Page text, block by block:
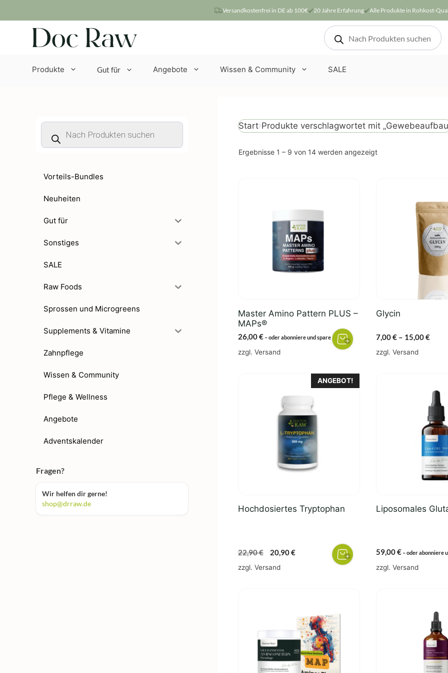
Inhalt
springen
Versandkostenfrei in DE ab 100€ 20 Jahre Erfahrung Alle Produkte in Rohkost-
Products
search
Produkte Gut für Angebote Wissen & Community SALE
Start Produkte verschlagwortet mit
Ergebnisse 1 – 9 von 14 werden angezeigtNach
Master Amino Pattern PLUS –
MAPs®
26,00€ –oder abonniere und spare 3%
zzgl. Versand
Glycin
7,00€ – 15,00€
zzgl. Versand
der
Produktseite
gewählt
ANGEBOT!
Hochdosiertes Tryptophan
22,90€
Ursprünglicher
Preis
20,90€Aktueller
zzgl. Versand
Liposomales
59,00€ –oder abonniere
zzgl. Versand
Products
search
Vorteils-Bundles
Neuheiten
Gut für
Sonstiges
SALE
Raw Foods
Sprossen und Microgreens
Supplements & Vitamine
Zahnpflege
Wissen & Community
Pflege & Wellness
Angebote
Adventskalender
Fragen?
Wir helfen dir gerne!
shop@drraw.de